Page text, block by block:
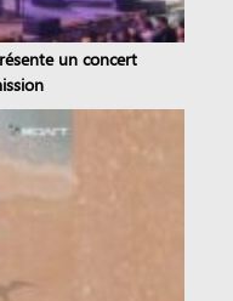
un concert